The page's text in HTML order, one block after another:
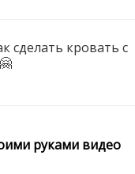
сделать кровать с
руками видео